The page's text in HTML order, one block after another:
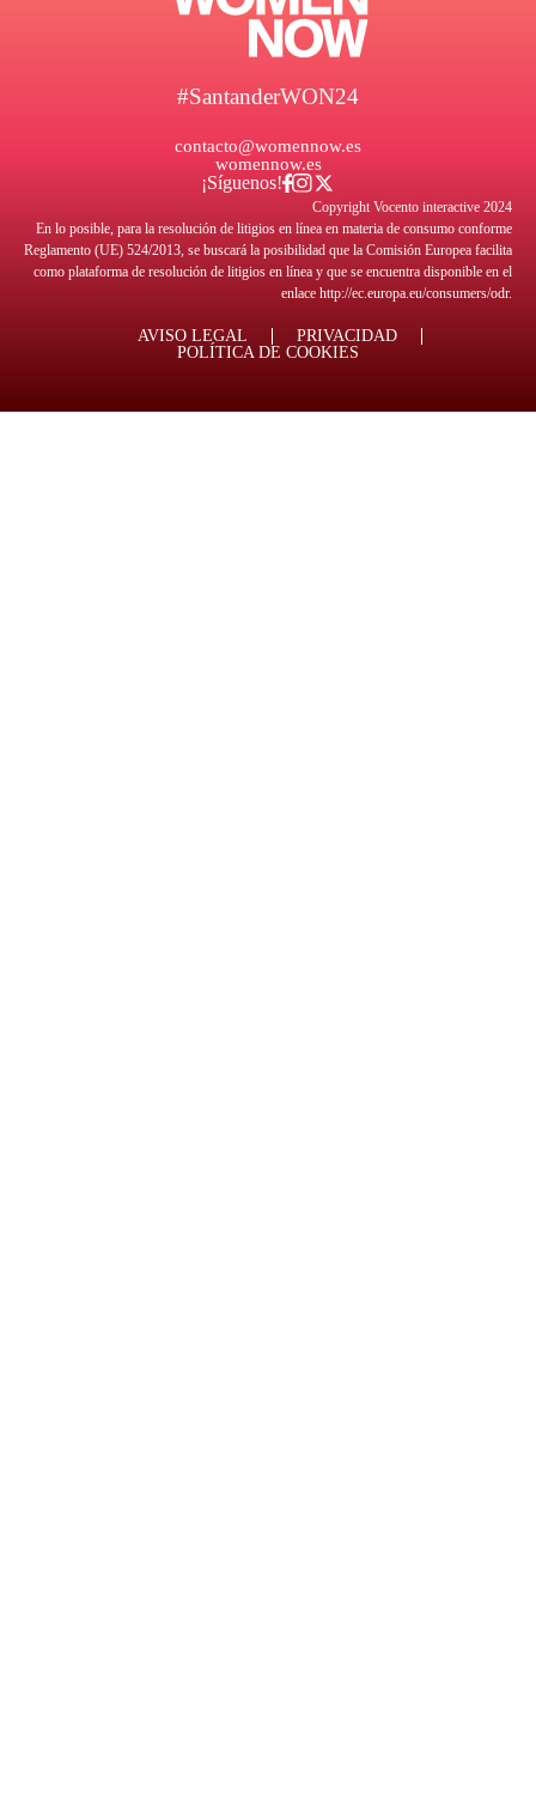
#SantanderWON24
contacto@womennow.es
womennow.es
¡Síguenos!
Copyright Vocento interactive 2024
En lo posible, para la resolución de litigios en línea en materia de consumo conforme
Reglamento (UE) 524/2013, se buscará la posibilidad que la Comisión Europea facilita
como plataforma de resolución de litigios en línea y que se encuentra disponible en el
enlace http://ec.europa.eu/consumers/odr.
AVISO LEGAL
PRIVACIDAD
POLÍTICA DE COOKIES